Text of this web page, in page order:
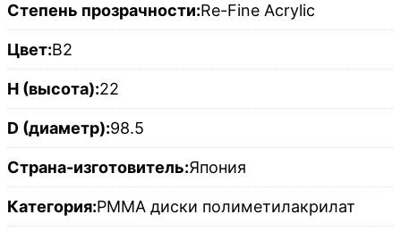
Степень прозрачности:Re-Fine Acrylic
Цвет:B2
H (высота):22
D (диаметр):98.5
Страна-изготовитель:Япония
Категория:PMMA диски полиметилакрилат